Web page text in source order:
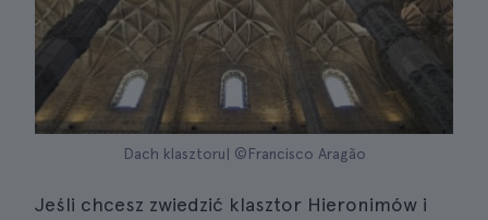
Dach klasztoru| ©Francisco Aragão
Jeśli chcesz zwiedzić klasztor Hieronimów i